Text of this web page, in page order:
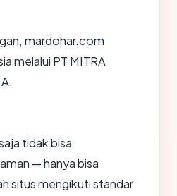
mardohar.com
melalui PT MITRA
tidak bisa
— hanya bisa
situs mengikuti standar